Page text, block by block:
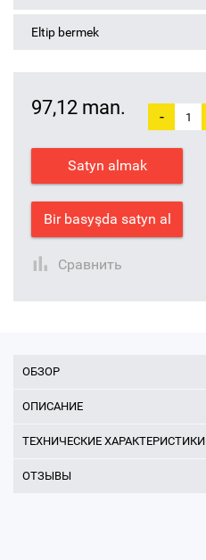
Eltip bermek
97,12 man. -
Satyn almak
Bir basyşda satyn al
Сравнить
ОБЗОР
ОПИСАНИЕ
ТЕХНИЧЕСКИЕ ХАРАКТЕРИСТИКИ
ОТЗЫВЫ